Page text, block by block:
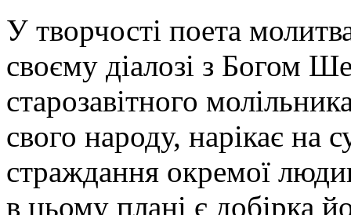
У творчості поета
своєму діалозі з Богом
старозавітного
свого народу, нарікає на
страждання окремої
в цьому плані є добірка